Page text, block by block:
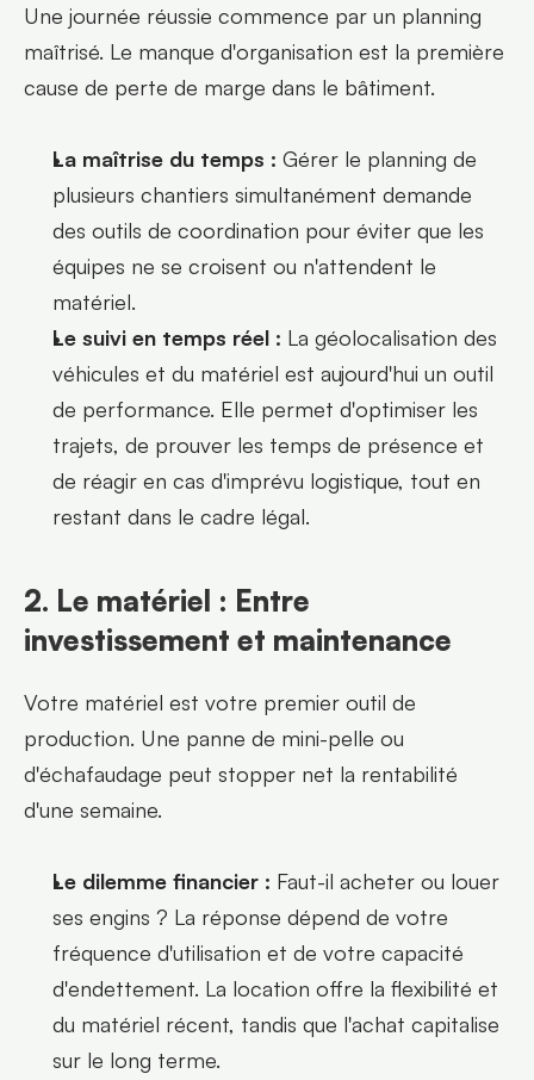
Une journée réussie commence par un planning
maîtrisé. Le manque d'organisation est la première
cause de perte de marge dans le bâtiment.
La maîtrise du temps : Gérer le planning de
plusieurs chantiers simultanément demande
des outils de coordination pour éviter que les
équipes ne se croisent ou n'attendent le
matériel.
Le suivi en temps réel : La géolocalisation des
véhicules et du matériel est aujourd'hui un outil
de performance. Elle permet d'optimiser les
trajets, de prouver les temps de présence et
de réagir en cas d'imprévu logistique, tout en
restant dans le cadre légal.
2. Le matériel : Entre
investissement et maintenance
Votre matériel est votre premier outil de
production. Une panne de mini-pelle ou
d'échafaudage peut stopper net la rentabilité
d'une semaine.
Le dilemme financier : Faut-il acheter ou louer
ses engins ? La réponse dépend de votre
fréquence d'utilisation et de votre capacité
d'endettement. La location offre la flexibilité et
du matériel récent, tandis que l'achat capitalise
sur le long terme.